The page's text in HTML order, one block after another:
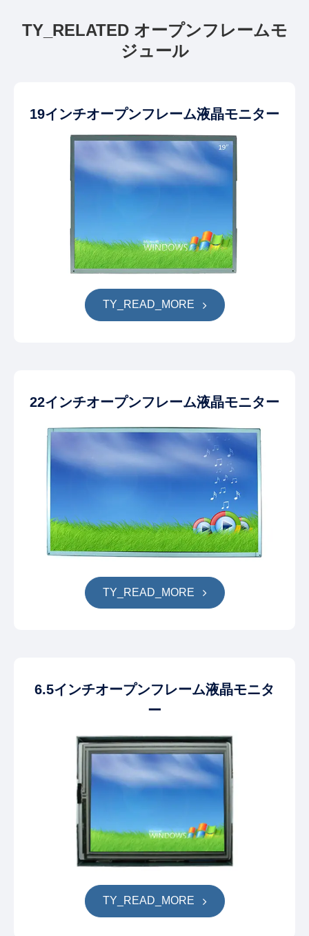
TY_RELATED オープンフレームモ
ジュール
19インチオープンフレーム液晶モニター
TY_READ_MORE
22インチオープンフレーム液晶モニター
TY_READ_MORE
6.5インチオープンフレーム液晶モニタ
ー
TY_READ_MORE